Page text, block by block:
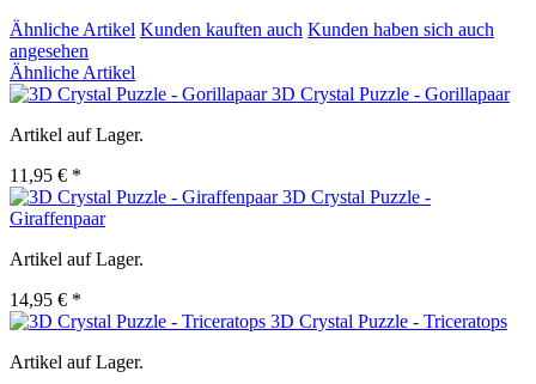
Ähnliche Artikel Kunden kauften auch Kunden haben sich auch
angesehen
Ähnliche Artikel
3D Crystal Puzzle - Gorillapaar
Artikel auf Lager.
11,95 € *
3D Crystal Puzzle -
Giraffenpaar
Artikel auf Lager.
14,95 € *
3D Crystal Puzzle - Triceratops
Artikel auf Lager.